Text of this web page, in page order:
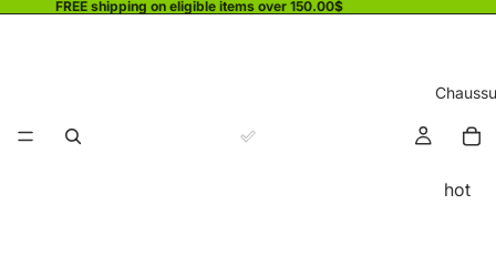
FREE shipping on eligible items over 150.00$
hot